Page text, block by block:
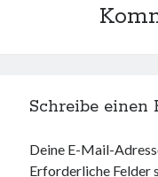
Schreibe einen
Deine E-Mail-
Erforderliche Felder